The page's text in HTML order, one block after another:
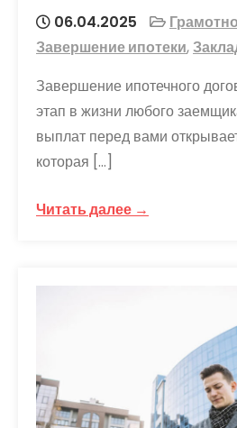
06.04.2025
Завершение ипотеки,
Завершение ипотечного
этап в жизни любого
выплат перед вами
которая […]
Читать далее →